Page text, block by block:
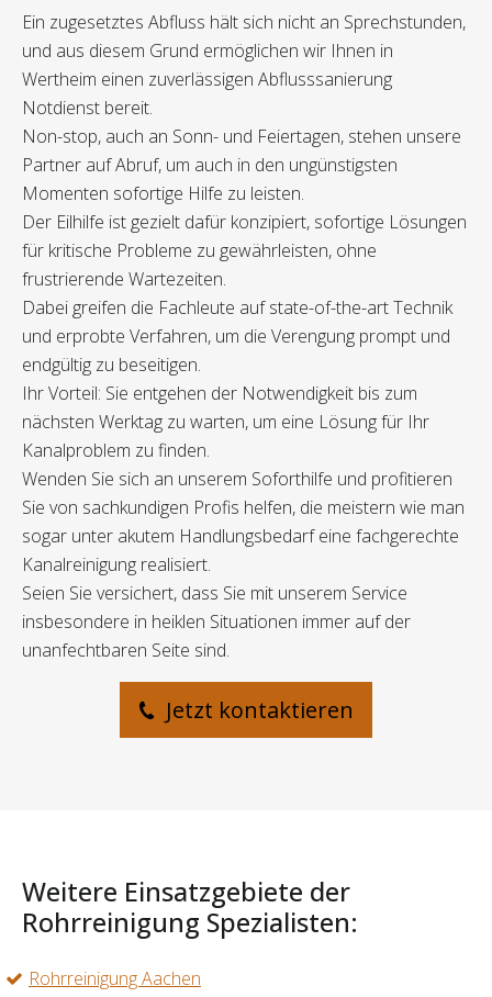
Ein zugesetztes Abfluss hält sich nicht an Sprechstunden,
und aus diesem Grund ermöglichen wir Ihnen in
Wertheim einen zuverlässigen Abflusssanierung
Notdienst bereit.
Non-stop, auch an Sonn- und Feiertagen, stehen unsere
Partner auf Abruf, um auch in den ungünstigsten
Momenten sofortige Hilfe zu leisten.
Der Eilhilfe ist gezielt dafür konzipiert, sofortige Lösungen
für kritische Probleme zu gewährleisten, ohne
frustrierende Wartezeiten.
Dabei greifen die Fachleute auf state-of-the-art Technik
und erprobte Verfahren, um die Verengung prompt und
endgültig zu beseitigen.
Ihr Vorteil: Sie entgehen der Notwendigkeit bis zum
nächsten Werktag zu warten, um eine Lösung für Ihr
Kanalproblem zu finden.
Wenden Sie sich an unserem Soforthilfe und profitieren
Sie von sachkundigen Profis helfen, die meistern wie man
sogar unter akutem Handlungsbedarf eine fachgerechte
Kanalreinigung realisiert.
Seien Sie versichert, dass Sie mit unserem Service
insbesondere in heiklen Situationen immer auf der
unanfechtbaren Seite sind.
Jetzt kontaktieren
Weitere Einsatzgebiete der
Rohrreinigung Spezialisten:
Rohrreinigung Aachen